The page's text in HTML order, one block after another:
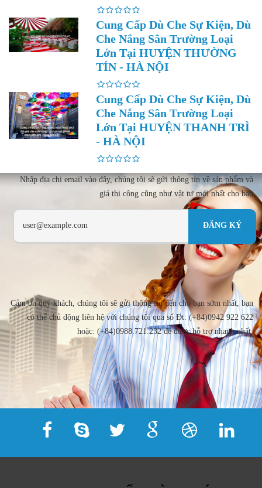
Cung Cấp Dù Che Sự Kiện, Dù
Che Nắng Sân Trường Loại
Lớn Tại HUYỆN THƯỜNG
TÍN - HÀ NỘI
Cung Cấp Dù Che Sự Kiện, Dù
Che Nắng Sân Trường Loại
Lớn Tại HUYỆN THANH TRÌ
- HÀ NỘI
Nhập địa chi email vào đây, chúng tôi sẽ gửi thông tin về sản phẩm và
giá thi công cũng như vật tư mới nhất cho bạn
Cảm ơn quý khách, chúng tôi sẽ gửi thông tin đến cho bạn sớm nhất, bạn
có thể chủ động liên hệ với chúng tôi qua số Đt: (+84)0942 922 622
hoặc: (+84)0988.721.232 để được hỗ trợ nhanh nhất.